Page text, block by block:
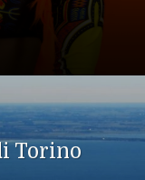
Torino